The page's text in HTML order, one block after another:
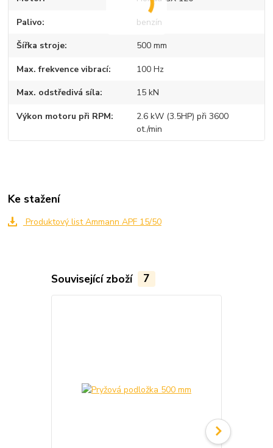
Palivo benzín
Šířka stroje 500 mm
Max. frekvence vibrací 100 Hz
Max. odstředivá síla 15 kN
Výkon motoru při RPM
2.6 kW (3.5HP) při 3600
ot./min
Ke stažení
Produktový list Ammann APF 15/50
Související zboží 7